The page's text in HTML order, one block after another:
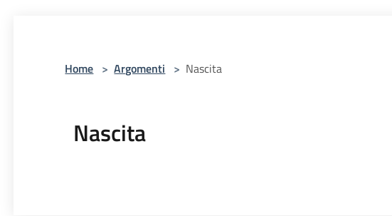
Home > Argomenti > Nascita
Nascita